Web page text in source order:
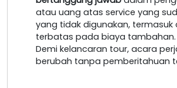
atau uang atas service yang
yang tidak digunakan, termasuk
terbatas pada biaya tambahan.
Demi kelancaran tour, acara
berubah tanpa pemberitahuan